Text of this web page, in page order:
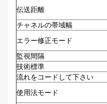
伝送距離
チャネルの帯域幅
エラー修正モード
監視間隔
技術標準
流れをコードして下さい
使用法モード